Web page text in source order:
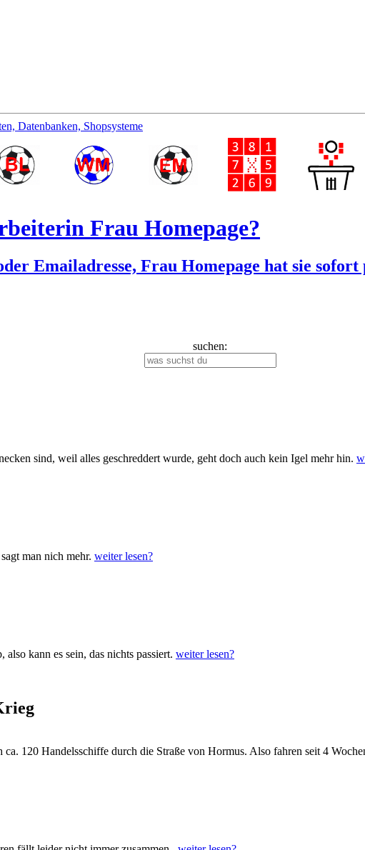
Datenbanken, Shopsysteme
Frau Homepage?
Emailadresse, Frau Homepage hat sie sofort
suchen:
sind, weil alles geschreddert wurde, geht doch auch kein Igel mehr hin.
man nich mehr. weiter lesen?
kann es sein, das nichts passiert. weiter lesen?
120 Handelsschiffe durch die Straße von Hormus. Also fahren seit 4